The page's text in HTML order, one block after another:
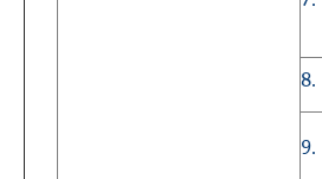
8.
9.